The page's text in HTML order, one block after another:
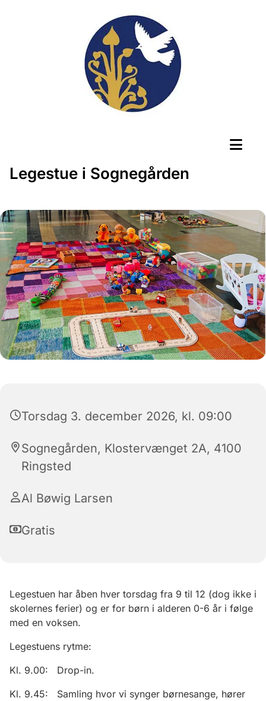
Legestue i Sognegården
Torsdag 3. december 2026, kl. 09:00
Sognegården, Klostervænget 2A, 4100
Ringsted
Al Bøwig Larsen
Gratis
Legestuen har åben hver torsdag fra 9 til 12 (dog ikke i
skolernes ferier) og er for børn i alderen 0-6 år i følge
med en voksen.
Legestuens rytme:
Kl. 9.00: Drop-in.
Kl. 9.45: Samling hvor vi synger børnesange, hører